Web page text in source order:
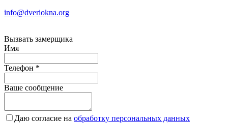
info@dveriokna.org
Вызвать замерщика
Имя
Телефон *
Ваше сообщение
Даю согласие на обработку персональных данных